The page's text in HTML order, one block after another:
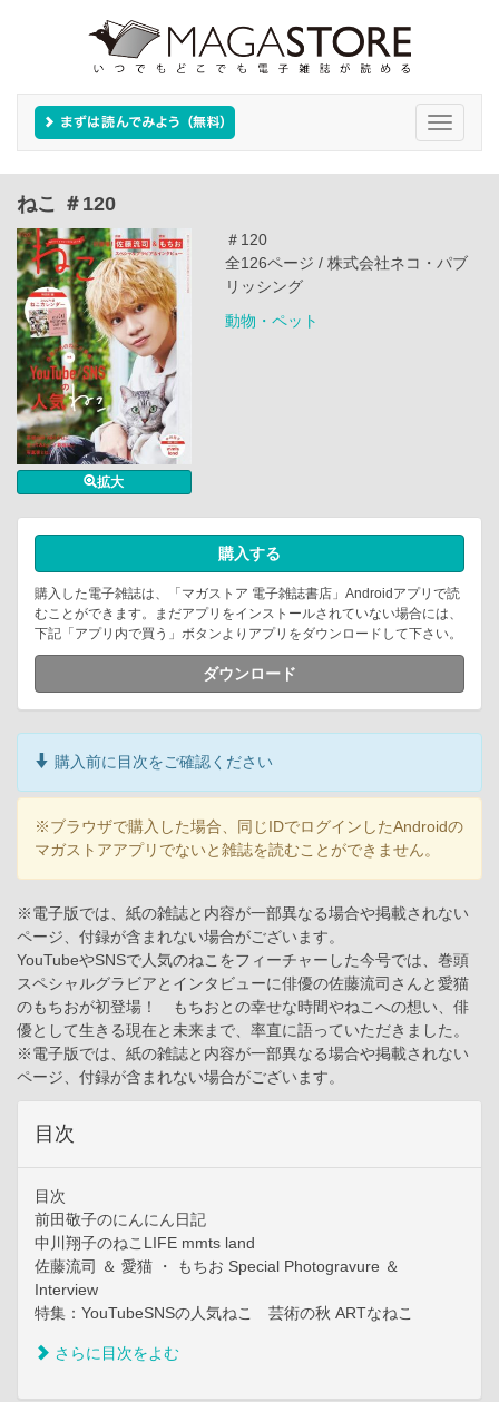
Toggle
ねこ ＃120
拡大
＃120
全126ページ / 株式会社ネコ・パブ
リッシング
動物・ペット
購入する
購入した電子雑誌は、「マガストア 電子雑誌書店」Androidアプリで読
むことができます。まだアプリをインストールされていない場合には、
下記「アプリ内で買う」ボタンよりアプリをダウンロードして下さい。
ダウンロード
購入前に目次をご確認ください
※ブラウザで購入した場合、同じIDでログインしたAndroidの
マガストアアプリでないと雑誌を読むことができません。
※電子版では、紙の雑誌と内容が一部異なる場合や掲載されない
ページ、付録が含まれない場合がございます。
YouTubeやSNSで人気のねこをフィーチャーした今号では、巻頭
スペシャルグラビアとインタビューに俳優の佐藤流司さんと愛猫
のもちおが初登場！ もちおとの幸せな時間やねこへの想い、俳
優として生きる現在と未来まで、率直に語っていただきました。
※電子版では、紙の雑誌と内容が一部異なる場合や掲載されない
ページ、付録が含まれない場合がございます。
目次
目次
前田敬子のにんにん日記
中川翔子のねこLIFE mmts land
佐藤流司 ＆ 愛猫 ・ もちお Special Photogravure ＆
Interview
特集：YouTubeSNSの人気ねこ 芸術の秋 ARTなねこ
さらに目次をよむ